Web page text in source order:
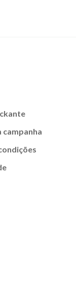
campanha